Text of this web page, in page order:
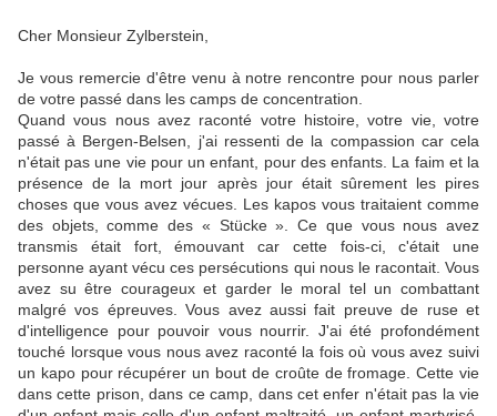
Cher Monsieur Zylberstein,
Je vous remercie d'être venu à notre rencontre pour nous parler
de votre passé dans les camps de concentration.
Quand vous nous avez raconté votre histoire, votre vie, votre
passé à Bergen-Belsen, j'ai ressenti de la compassion car cela
n'était pas une vie pour un enfant, pour des enfants. La faim et la
présence de la mort jour après jour était sûrement les pires
choses que vous avez vécues. Les kapos vous traitaient comme
des objets, comme des « Stücke ». Ce que vous nous avez
transmis était fort, émouvant car cette fois-ci, c'était une
personne ayant vécu ces persécutions qui nous le racontait. Vous
avez su être courageux et garder le moral tel un combattant
malgré vos épreuves. Vous avez aussi fait preuve de ruse et
d'intelligence pour pouvoir vous nourrir. J'ai été profondément
touché lorsque vous nous avez raconté la fois où vous avez suivi
un kapo pour récupérer un bout de croûte de fromage. Cette vie
dans cette prison, dans ce camp, dans cet enfer n'était pas la vie